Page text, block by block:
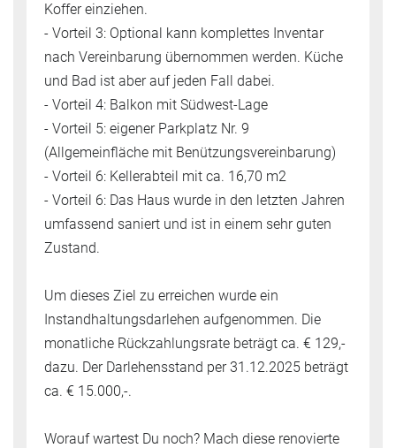
Koffer einziehen.
- Vorteil 3: Optional kann komplettes Inventar
nach Vereinbarung übernommen werden. Küche
und Bad ist aber auf jeden Fall dabei.
- Vorteil 4: Balkon mit Südwest-Lage
- Vorteil 5: eigener Parkplatz Nr. 9
(Allgemeinfläche mit Benützungsvereinbarung)
- Vorteil 6: Kellerabteil mit ca. 16,70 m2
- Vorteil 6: Das Haus wurde in den letzten Jahren
umfassend saniert und ist in einem sehr guten
Zustand.
Um dieses Ziel zu erreichen wurde ein
Instandhaltungsdarlehen aufgenommen. Die
monatliche Rückzahlungsrate beträgt ca. € 129,-
dazu. Der Darlehensstand per 31.12.2025 beträgt
ca. € 15.000,-.
Worauf wartest Du noch? Mach diese renovierte